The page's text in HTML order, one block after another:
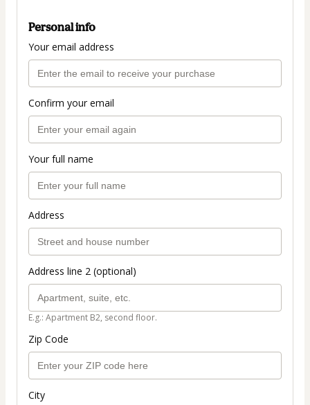
Personal info
Your email address
Confirm your email
Your full name
Address
Address line 2 (optional)
E.g.: Apartment B2, second floor.
Zip Code
City